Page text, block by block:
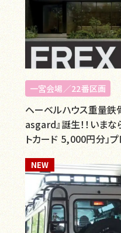
一宮会場／22番区画
ヘーベルハウス重量鉄
asgard』誕生！！いま
トカード 5,000円分」プ
NEW